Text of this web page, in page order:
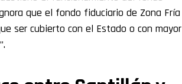
que el fondo fiduciario de Zona Fría
ser cubierto con el Estado o con mayor